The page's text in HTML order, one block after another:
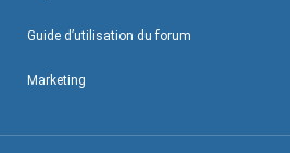
Guide d’utilisation du forum
Marketing